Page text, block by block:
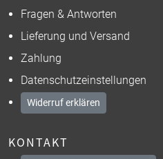
Fragen & Antworten
Lieferung und Versand
Zahlung
Datenschutzeinstellungen
Widerruf erklären
KONTAKT